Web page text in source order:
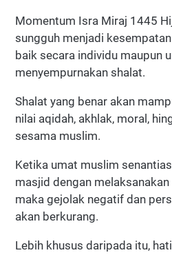
Momentum Isra Miraj 1445
sungguh menjadi
baik secara individu maupun
menyempurnakan shalat.
Shalat yang benar akan
nilai aqidah, akhlak, moral,
sesama muslim.
Ketika umat muslim
masjid dengan
maka gejolak negatif dan
akan berkurang.
Lebih khusus daripada itu,